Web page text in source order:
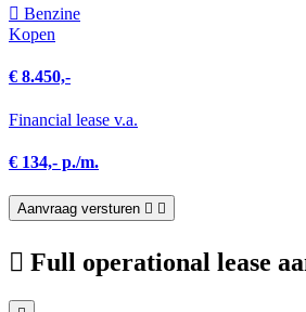
Benzine
Kopen
€ 8.450,-
Financial lease v.a.
€ 134,- p./m.
Aanvraag versturen
Full operational lease